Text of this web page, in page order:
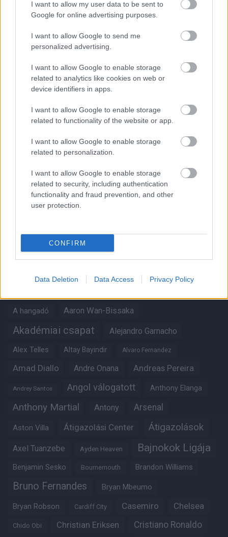
I want to allow my user data to be sent to
Google for online advertising purposes.
I want to allow Google to send me
personalized advertising.
I want to allow Google to enable storage
related to analytics like cookies on web or
device identifiers in apps.
I want to allow Google to enable storage
related to functionality of the website or app.
I want to allow Google to enable storage
related to personalization.
I want to allow Google to enable storage
related to security, including authentication
functionality and fraud prevention, and other
user protection.
CONFIRM
Data Deletion Data Access Privacy Policy
Leeds UnitedvsManchester United2026-08-12 20:30
AC MilanvsManchester United2026-08-15 18:00
a ManUtdFanatics.hu működését!
Címkék
A hangadó Aaron Wan-Bissaka
Akadémiai csapat Alejandro Garnacho
Alex Telles Altay Bayindir Alvaro Fernandez
Amad Diallo Andre Onana Andreas Pereira
Andrey Santos Angol válogatott Anthony Elanga
Anthony Martial Antony Arsenal
Aston Villa Átigazolási Center Átigazolások
Axel Tuanzebe Ayden Heaven Bajnokok Ligája
Benjamin Sesko Bournemouth Brandon Williams
Bruno Fernandes Bryan Mbeumo
Bryan Robson Cardiff City Casemiro Chelsea
Chido Obi Christian Eriksen Cristiano Ronaldo